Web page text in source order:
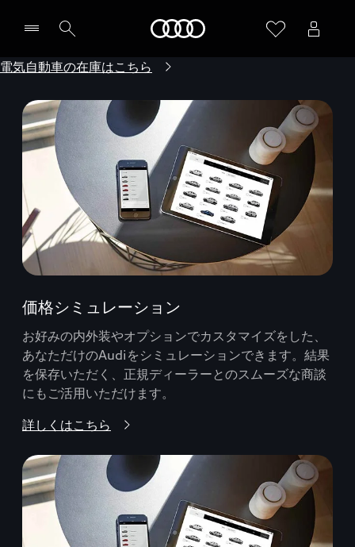
電気自動車の在庫はこちら
価格シミュレーション
お好みの内外装やオプションでカスタマイズをした、
あなただけのAudiをシミュレーションできます。結果
を保存いただく、正規ディーラーとのスムーズな商談
にもご活用いただけます。
詳しくはこちら